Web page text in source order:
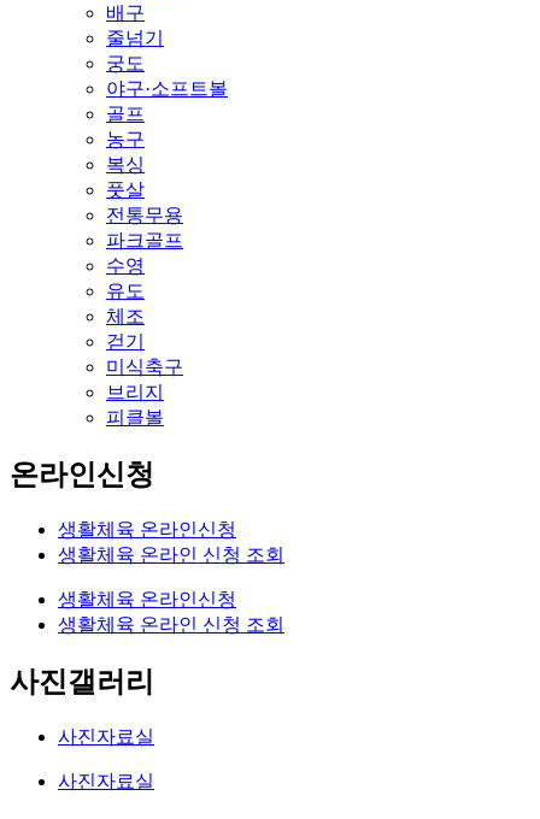
배구
줄넘기
궁도
야구·소프트볼
골프
농구
복싱
풋살
전통무용
파크골프
수영
유도
체조
걷기
미식축구
브리지
피클볼
온라인신청
생활체육 온라인신청
생활체육 온라인 신청 조회
생활체육 온라인신청
생활체육 온라인 신청 조회
사진갤러리
사진자료실
사진자료실